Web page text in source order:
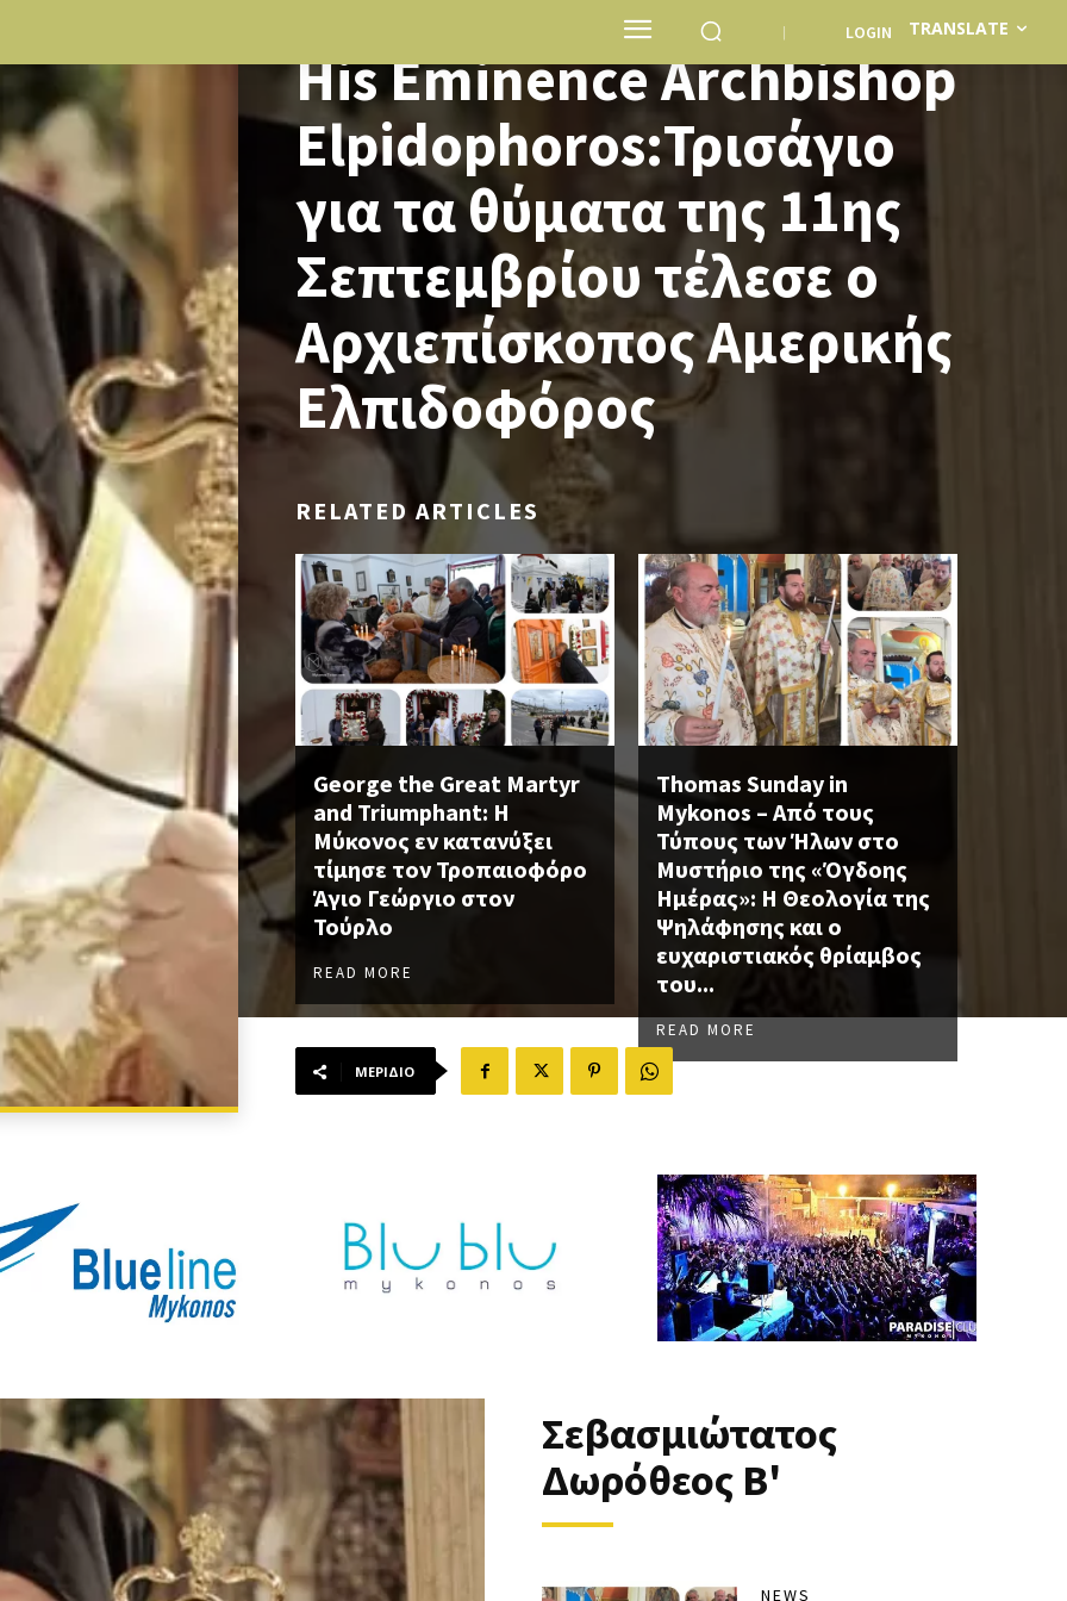
TRANSLATE
LOGIN
His Eminence Archbishop
Elpidophoros:Τρισάγιο
για τα θύματα της 11ης
Σεπτεμβρίου τέλεσε ο
Αρχιεπίσκοπος Αμερικής
Ελπιδοφόρος
RELATED ARTICLES
George the Great Martyr
and Triumphant: Η
Μύκονος εν κατανύξει
τίμησε τον Τροπαιοφόρο
Άγιο Γεώργιο στον
Τούρλο
READ MORE
Thomas Sunday in
Mykonos – Από τους
Τύπους των Ήλων στο
Μυστήριο της «Όγδοης
Ημέρας»: Η Θεολογία της
Ψηλάφησης και ο
ευχαριστιακός θρίαμβος
του...
READ MORE
ΜΕΡΊΔΙΟ
Σεβασμιώτατος
Δωρόθεος Β'
NEWS